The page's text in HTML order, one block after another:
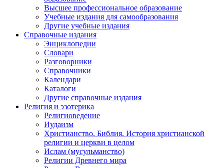
Высшее профессиональное образование
Учебные издания для самообразования
Другие учебные издания
Справочные издания
Энциклопедии
Словари
Разговорники
Справочники
Календари
Каталоги
Другие справочные издания
Религия и эзотерика
Религиоведение
Иудаизм
Христианство. Библия. История христианской
религии и церкви в целом
Ислам (мусульманство)
Религии Древнего мира